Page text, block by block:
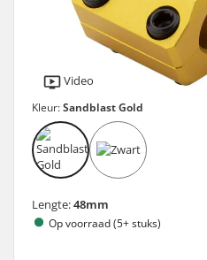
Video
Kleur:Sandblast Gold
Lengte:48mm
Op voorraad (5+ stuks)